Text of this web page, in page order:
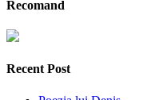
Recomand
Recent Post